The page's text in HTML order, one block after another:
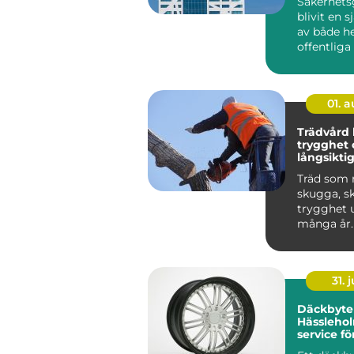
blivit en
av både
offentliga
01.
Trädvård kunskap,
trygghet
Träd som
skugga,
trygghet
många
kan ...
31.
service